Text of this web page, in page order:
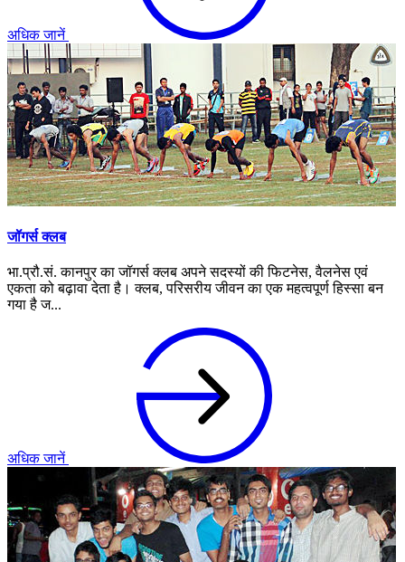
अधिक जानें
जॉगर्स क्लब
भा.प्रौ.सं. कानपुर का जॉगर्स क्लब अपने सदस्यों की फिटनेस, वैलनेस एवं
एकता को बढ़ावा देता है। क्लब, परिसरीय जीवन का एक महत्वपूर्ण हिस्सा बन
गया है ज...
अधिक जानें